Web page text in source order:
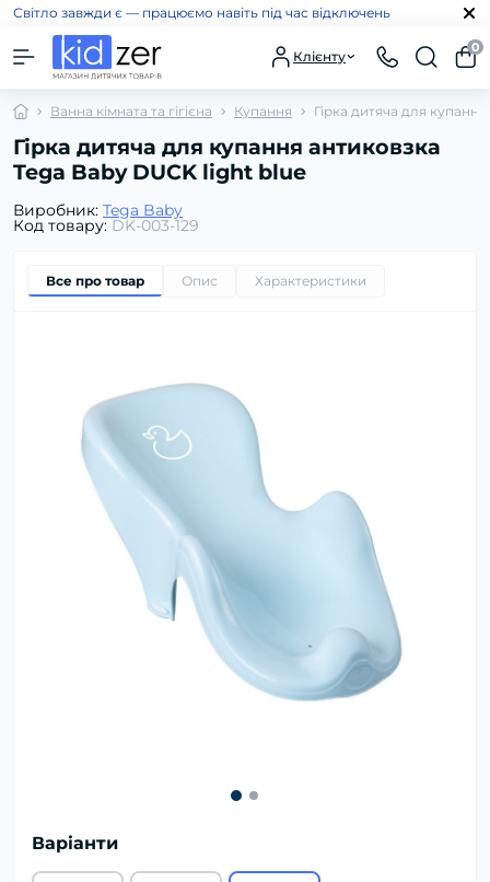
Світло завжди є — працюємо навіть під час відключень
Клієнту
0
Ванна кімната та гігієна Купання Гірка дитяча для
Гірка дитяча для купання антиковзка
Tega Baby DUCK light blue
Виробник: Tega Baby
Код товару: DK-003-129
Все про товар Опис Характеристики
Варіанти